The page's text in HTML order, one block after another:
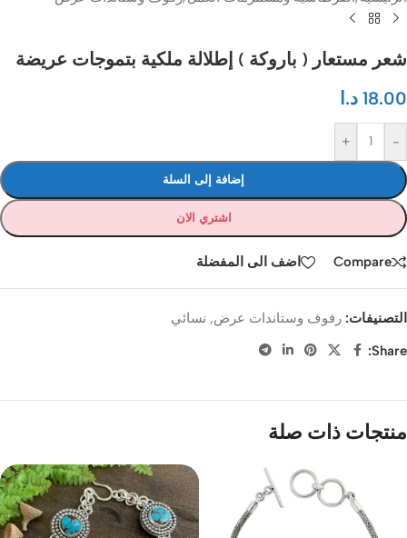
شعر مستعار ( باروكة ) إطلالة ملكية بتموجات عريضة
18.00 د.ا
-
+
إضافة إلى السلة
اشتري الان
Compare اضف الى المفضلة
التصنيفات: رفوف وستاندات عرض, نسائي
Share:
منتجات ذات صلة